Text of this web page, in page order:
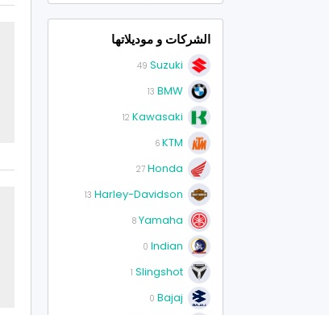
الشركات و موديلاتها
Suzuki
49
BMW
13
Kawasaki
12
KTM
6
Honda
27
Harley-Davidson
13
Yamaha
8
Indian
0
Slingshot
1
Bajaj
0